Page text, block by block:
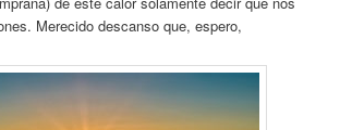
Merecido descanso que, espero,